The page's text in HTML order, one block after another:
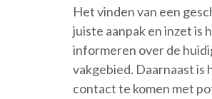
Het vinden van een
juiste aanpak en inzet is
informeren over de
vakgebied. Daarnaast is
contact te komen met